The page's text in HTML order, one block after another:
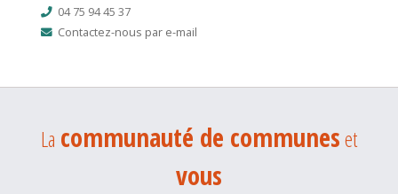
04 75 94 45 37
Contactez-nous par e-mail
La communauté de communeset
vous